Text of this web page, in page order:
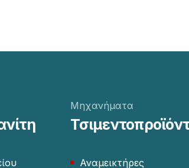
Μηχανήματα
Αναμεικτήρες